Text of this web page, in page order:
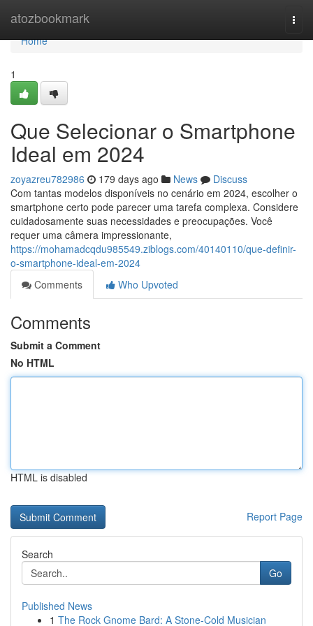
atozbookmark
Home
Home
1
Que Selecionar o Smartphone
Ideal em 2024
zoyazreu782986 179 days ago News
Discuss
Com tantas modelos disponíveis no cenário em 2024, escolher o
smartphone certo pode parecer uma tarefa complexa. Considere
cuidadosamente suas necessidades e preocupações. Você
requer uma câmera impressionante,
https://mohamadcqdu985549.ziblogs.com/40140110/que-definir-
o-smartphone-ideal-em-2024
Comments
Who Upvoted
Comments
Submit a Comment
No HTML
HTML is disabled
Report Page
Search
Go
Published News
1 The Rock Gnome Bard: A Stone-Cold Musician